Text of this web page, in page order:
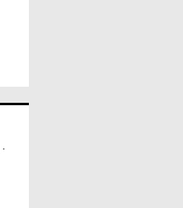
·